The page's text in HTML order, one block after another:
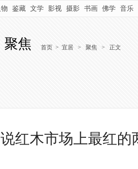
物 鉴藏 文学 影视 摄影 书画 佛学 音乐
聚焦 首页 > 宜居 > 聚焦 > 正文
红木市场上最红的